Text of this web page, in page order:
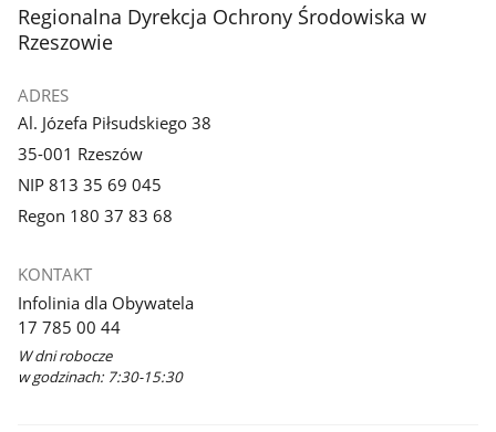
stopka
Regionalna Dyrekcja Ochrony Środowiska w
Rzeszowie
ADRES
Al. Józefa Piłsudskiego 38
35-001 Rzeszów
NIP 813 35 69 045
Regon 180 37 83 68
KONTAKT
Infolinia dla Obywatela
17 785 00 44
W dni robocze
w godzinach: 7:30-15:30